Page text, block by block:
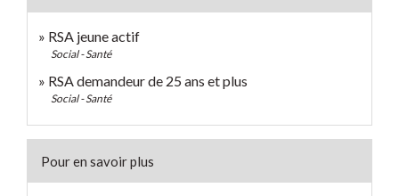
RSA jeune actif
Social - Santé
RSA demandeur de 25 ans et plus
Social - Santé
Pour en savoir plus